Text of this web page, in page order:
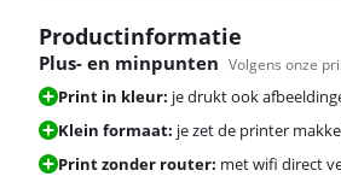
Productinformatie
Plus- en minpunten Volgens onze
Print in kleur: je drukt ook
Klein formaat: je zet de printer
Print zonder router: met wifi direct